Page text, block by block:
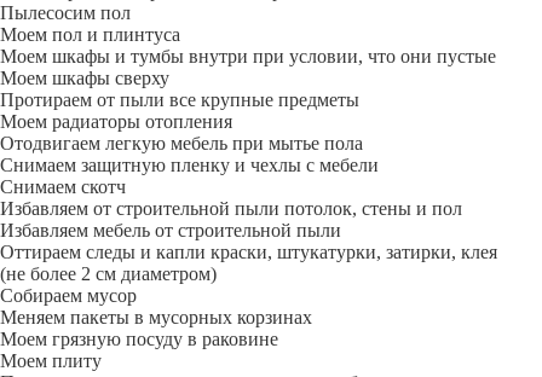
Пылесосим пол
Моем пол и плинтуса
Моем шкафы и тумбы внутри при условии, что они пустые
Моем шкафы сверху
Протираем от пыли все крупные предметы
Моем радиаторы отопления
Отодвигаем легкую мебель при мытье пола
Снимаем защитную пленку и чехлы с мебели
Снимаем скотч
Избавляем от строительной пыли потолок, стены и пол
Избавляем мебель от строительной пыли
Оттираем следы и капли краски, штукатурки, затирки, клея
(не более 2 см диаметром)
Собираем мусор
Меняем пакеты в мусорных корзинах
Моем грязную посуду в раковине
Моем плиту